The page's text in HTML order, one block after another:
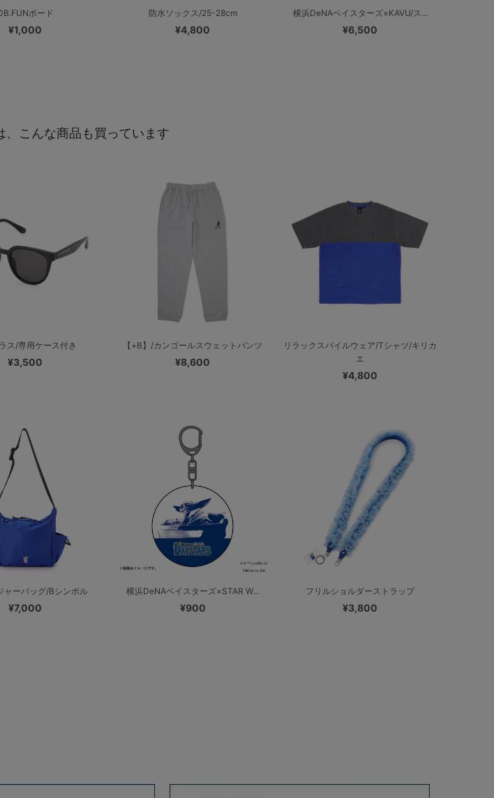
ボード
¥1,000
防水ソックス/25-28cm
¥4,800
横浜DeNAベイスターズ×KAVU/ス...
¥6,500
、こんな商品も買っています
ス/専用ケース付き
¥3,500
【+B】/カンゴールスウェットパンツ
¥8,600
リラックスパイルウェア/Tシャツ/キリカ
エ
¥4,800
ャーバッグ/Bシンボル
¥7,000
横浜DeNAベイスターズ×STAR W...
¥900
フリルショルダーストラップ
¥3,800